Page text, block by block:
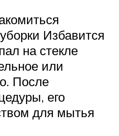
Избавится
на стекле
или
После
его
для мытья